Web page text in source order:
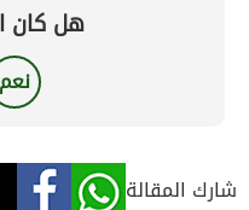
هل كان
نعم
شارك المقالة